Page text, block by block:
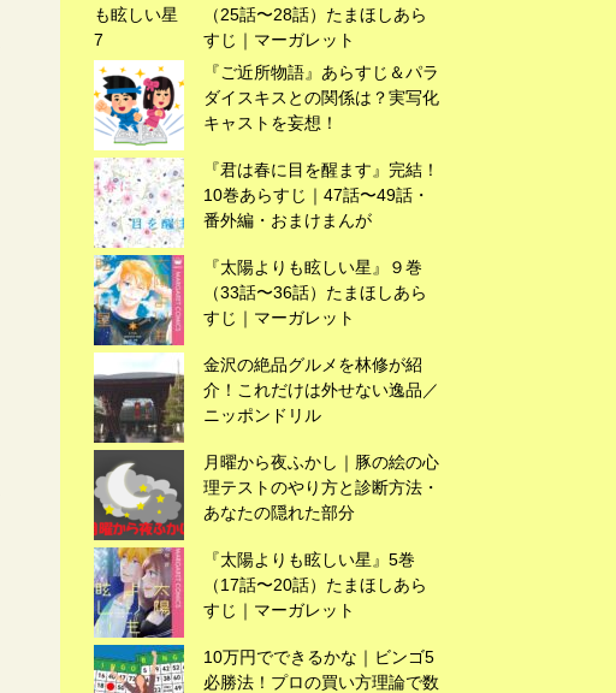
（25話〜28話）たまほしあら
すじ｜マーガレット
『ご近所物語』あらすじ＆パラ
ダイスキスとの関係は？実写化
キャストを妄想！
『君は春に目を醒ます』完結！
10巻あらすじ｜47話〜49話・
番外編・おまけまんが
『太陽よりも眩しい星』９巻
（33話〜36話）たまほしあら
すじ｜マーガレット
金沢の絶品グルメを林修が紹
介！これだけは外せない逸品／
ニッポンドリル
月曜から夜ふかし｜豚の絵の心
理テストのやり方と診断方法・
あなたの隠れた部分
『太陽よりも眩しい星』5巻
（17話〜20話）たまほしあら
すじ｜マーガレット
10万円でできるかな｜ビンゴ5
必勝法！プロの買い方理論で数